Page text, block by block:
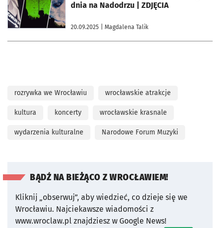
dnia na Nadodrzu | ZDJĘCIA
20.09.2025 | Magdalena Talik
rozrywka we Wrocławiu wrocławskie atrakcje
kultura koncerty wrocławskie krasnale
wydarzenia kulturalne Narodowe Forum Muzyki
BĄDŹ NA BIEŻĄCO Z WROCŁAWIEM!
Kliknij „obserwuj”, aby wiedzieć, co dzieje się we
Wrocławiu. Najciekawsze wiadomości z
www.wroclaw.pl znajdziesz w Google News!